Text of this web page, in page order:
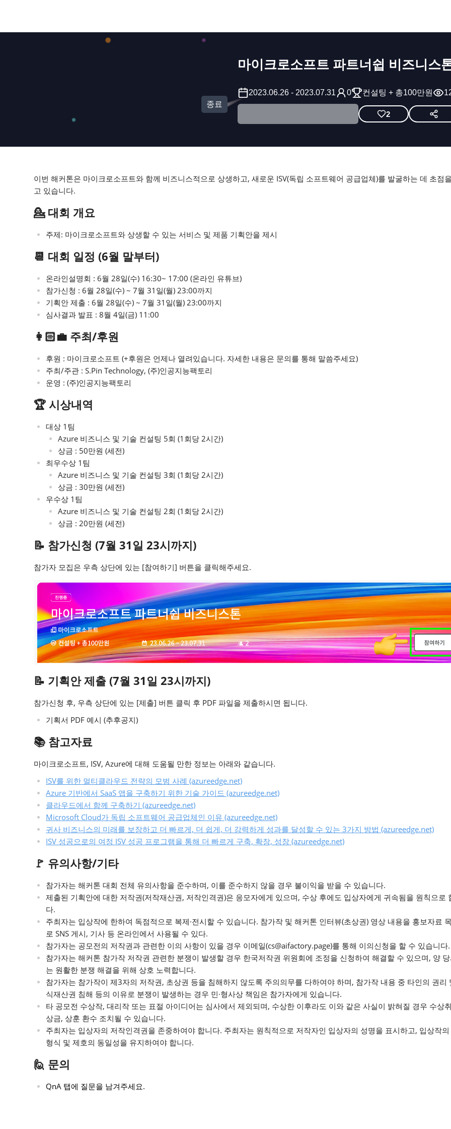
종료
마이크로소프트 파트너쉽 비즈니스
2023.06.26 - 2023.07.31 0 컨설팅 + 총100만원
2
이번 해커톤은 마이크로소프트와 함께 비즈니스적으로 상생하고, 새로운 ISV(독립 소프트웨어 공급업체)를 발굴하는 데 초점
고 있습니다.
💁 대회 개요
주제: 마이크로소프트와 상생할 수 있는 서비스 및 제품 기획안을 제시
📆 대회 일정 (6월 말부터)
온라인설명회 : 6월 28일(수) 16:30~ 17:00 (온라인 유튜브)
참가신청 : 6월 28일(수) ~ 7월 31일(월) 23:00까지
기획안 제출 : 6월 28일(수) ~ 7월 31일(월) 23:00까지
심사결과 발표 : 8월 4일(금) 11:00
👩🏻‍💼 주최/후원
후원 : 마이크로소프트 (+후원은 언제나 열려있습니다. 자세한 내용은 문의를 통해 말씀주세요)
주최/주관 : S.Pin Technology, (주)인공지능팩토리
운영 : (주)인공지능팩토리
🏆 시상내역
대상 1팀
Azure 비즈니스 및 기술 컨설팅 5회 (1회당 2시간)
상금 : 50만원 (세전)
최우수상 1팀
Azure 비즈니스 및 기술 컨설팅 3회 (1회당 2시간)
상금 : 30만원 (세전)
우수상 1팀
Azure 비즈니스 및 기술 컨설팅 2회 (1회당 2시간)
상금 : 20만원 (세전)
📝 참가신청 (7월 31일 23시까지)
참가자 모집은 우측 상단에 있는 [참여하기] 버튼을 클릭해주세요.
📝 기획안 제출 (7월 31일 23시까지)
참가신청 후, 우측 상단에 있는 [제출] 버튼 클릭 후 PDF 파일을 제출하시면 됩니다.
기획서 PDF 예시 (추후공지)
📚 참고자료
마이크로소프트, ISV, Azure에 대해 도움될 만한 정보는 아래와 같습니다.
ISV를 위한 멀티클라우드 전략의 모범 사례 (azureedge.net)
Azure 기반에서 SaaS 앱을 구축하기 위한 기술 가이드 (azureedge.net)
클라우드에서 함께 구축하기 (azureedge.net)
Microsoft Cloud가 독립 소프트웨어 공급업체인 이유 (azureedge.net)
귀사 비즈니스의 미래를 보장하고 더 빠르게, 더 쉽게, 더 강력하게 성과를 달성할 수 있는 3가지 방법 (azureedge.net)
ISV 성공으로의 여정 ISV 성공 프로그램을 통해 더 빠르게 구축, 확장, 성장 (azureedge.net)
🚩 유의사항/기타
참가자는 해커톤 대회 전체 유의사항을 준수하며, 이를 준수하지 않을 경우 불이익을 받을 수 있습니다.
제출된 기획안에 대한 저작권(저작재산권, 저작인격권)은 응모자에게 있으며, 수상 후에도 입상자에게 귀속됨을 원칙으로
다.
주최자는 입상작에 한하여 독점적으로 복제·전시할 수 있습니다. 참가작 및 해커톤 인터뷰(초상권) 영상 내용을 홍보자료
로 SNS 게시, 기사 등 온라인에서 사용될 수 있다.
참가자는 공모전의 저작권과 관련한 이의 사항이 있을 경우 이메일(cs@aifactory.page)를 통해 이의신청을 할 수 있습니다.
참가자는 해커톤 참가작 저작권 관련한 분쟁이 발생할 경우 한국저작권 위원회에 조정을 신청하여 해결할 수 있으며, 양
는 원활한 분쟁 해결을 위해 상호 노력합니다.
참가자는 참가작이 제3자의 저작권, 초상권 등을 침해하지 않도록 주의의무를 다하여야 하며, 참가작 내용 중 타인의 권리
식재산권 침해 등의 이유로 분쟁이 발생하는 경우 민·형사상 책임은 참가자에게 있습니다.
타 공모전 수상작, 대리작 또는 표절 아이디어는 심사에서 제외되며, 수상한 이후라도 이와 같은 사실이 밝혀질 경우 수상
상금, 상훈 환수 조치될 수 있습니다.
주최자는 입상자의 저작인격권을 존중하여야 합니다. 주최자는 원칙적으로 저작자인 입상자의 성명을 표시하고, 입상작의
형식 및 제호의 동일성을 유지하여야 합니다.
🙋 문의
QnA 탭에 질문을 남겨주세요.